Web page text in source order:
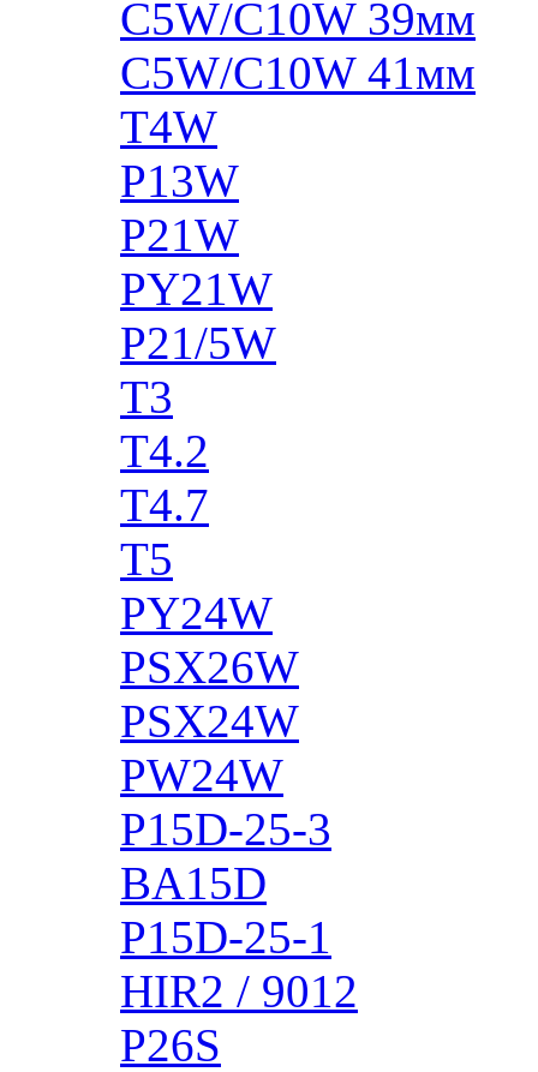
C5W/C10W 39мм
C5W/C10W 41мм
T4W
P13W
P21W
PY21W
P21/5W
T3
T4.2
T4.7
T5
PY24W
PSX26W
PSX24W
PW24W
P15D-25-3
BA15D
P15D-25-1
HIR2 / 9012
P26S